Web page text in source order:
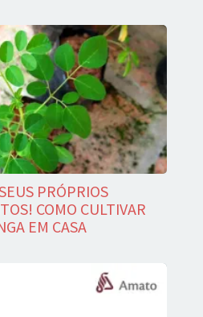
PRÓPRIOS
COMO CULTIVAR
EM CASA